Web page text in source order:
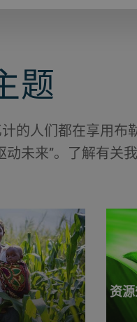
题
的人们都在享用布
动未来”。了解有关
资